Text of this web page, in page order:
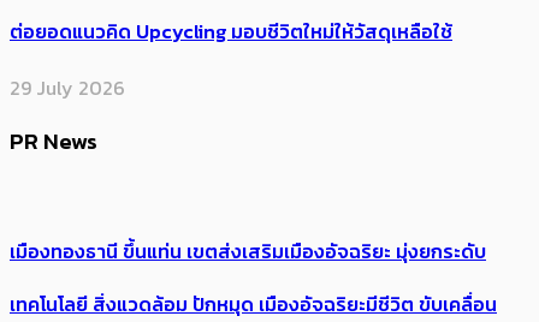
ต่อยอดแนวคิด Upcycling มอบชีวิตใหม่ให้วัสดุเหลือใช้
29 July 2026
PR News
เมืองทองธานี ขึ้นแท่น เขตส่งเสริมเมืองอัจฉริยะ มุ่งยกระดับ
เทคโนโลยี สิ่งแวดล้อม ปักหมุด เมืองอัจฉริยะมีชีวิต ขับเคลื่อน